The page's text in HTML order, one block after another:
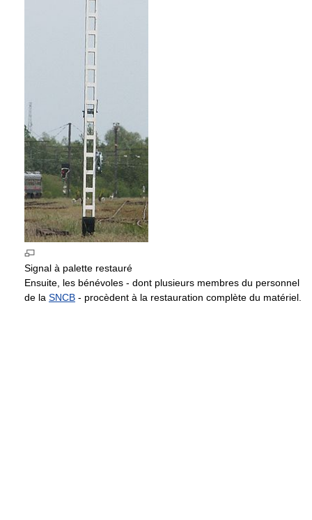
Signal à palette restauré
Ensuite, les bénévoles - dont plusieurs membres du personnel
de la SNCB - procèdent à la restauration complète du matériel.